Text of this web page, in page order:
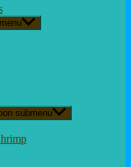
submenu